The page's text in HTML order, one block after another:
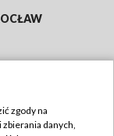
zgody na
danych,